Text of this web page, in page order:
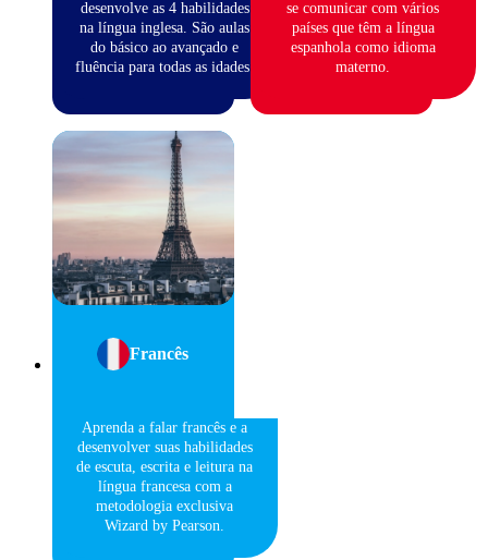
desenvolve as 4 habilidades
na língua inglesa. São aulas
do básico ao avançado e
fluência para todas as idades.
se comunicar com vários
países que têm a língua
espanhola como idioma
materno.
Francês
Aprenda a falar francês e a
desenvolver suas habilidades
de escuta, escrita e leitura na
língua francesa com a
metodologia exclusiva
Wizard by Pearson.